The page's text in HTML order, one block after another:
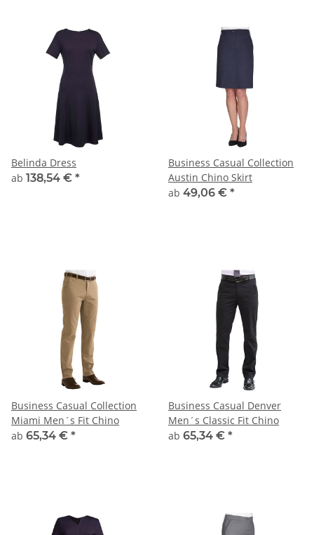
Belinda Dress
ab 138,54 € *
Business Casual Collection
Austin Chino Skirt
ab 49,06 € *
Business Casual Collection
Miami Men´s Fit Chino
ab 65,34 € *
Business Casual Denver
Men´s Classic Fit Chino
ab 65,34 € *